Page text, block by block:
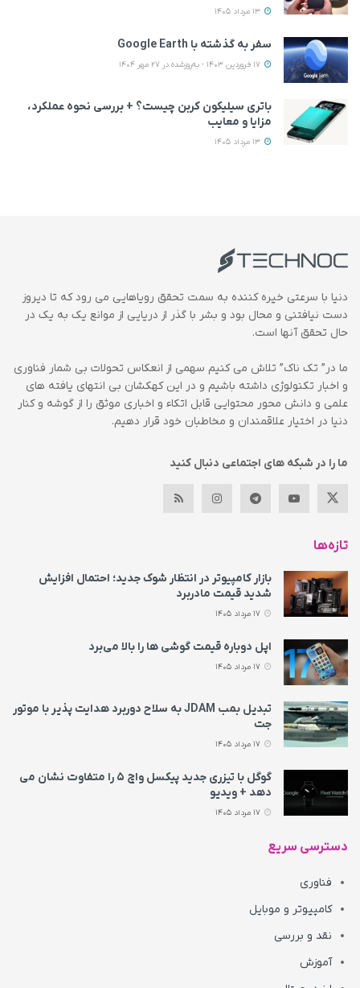
سفر به گذشته با Google Earth
باتری سیلیکون کربن چیست؟ + بررسی نحوه عملکرد،
مزایا و معایب
دنیا با سرعتی خیره کننده به سمت تحقق رویاهایی می رود که تا دیروز
دست نیافتنی و محال بود و بشر با گذر از دریایی از موانع یک به یک در
حال تحقق آنها است.
ما در” تک ناک” تلاش می کنیم سهمی از انعکاس تحولات بی شمار فناوری
و اخبار تکنولوژی داشته باشیم و در این کهکشان بی انتهای یافته های
علمی و دانش محور محتوایی قابل اتکاء و اخباری موثق را از گوشه و کنار
دنیا در اختیار علاقمندان و مخاطبان خود قرار دهیم.
ما را در شبکه های اجتماعی دنبال کنید
تازه‌ها
بازار کامپیوتر در انتظار شوک جدید؛ احتمال افزایش
شدید قیمت مادربرد
اپل دوباره قیمت‌ گوشی ها را بالا می‌برد
تبدیل بمب JDAM به سلاح دوربرد هدایت پذیر با موتور
جت
گوگل با تیزری جدید پیکسل واچ ۵ را متفاوت نشان می‌
دهد + ویدیو
دسترسی سریع
فناوری
کامپیوتر و موبایل
نقد و بررسی
آموزش